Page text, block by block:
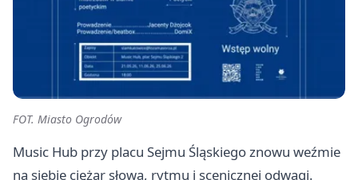
FOT. Miasto Ogrodów
Music Hub przy placu Sejmu Śląskiego znowu weźmie
na siebie ciężar słowa, rytmu i scenicznej odwagi.